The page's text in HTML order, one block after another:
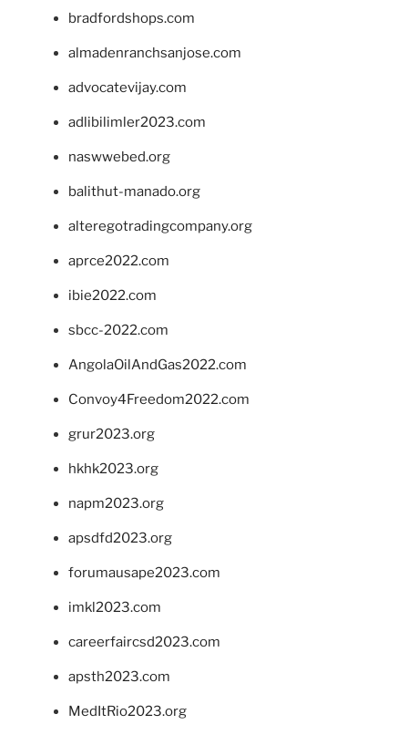
bradfordshops.com
almadenranchsanjose.com
advocatevijay.com
adlibilimler2023.com
naswwebed.org
balithut-manado.org
alteregotradingcompany.org
aprce2022.com
ibie2022.com
sbcc-2022.com
AngolaOilAndGas2022.com
Convoy4Freedom2022.com
grur2023.org
hkhk2023.org
napm2023.org
apsdfd2023.org
forumausape2023.com
imkl2023.com
careerfaircsd2023.com
apsth2023.com
MedItRio2023.org